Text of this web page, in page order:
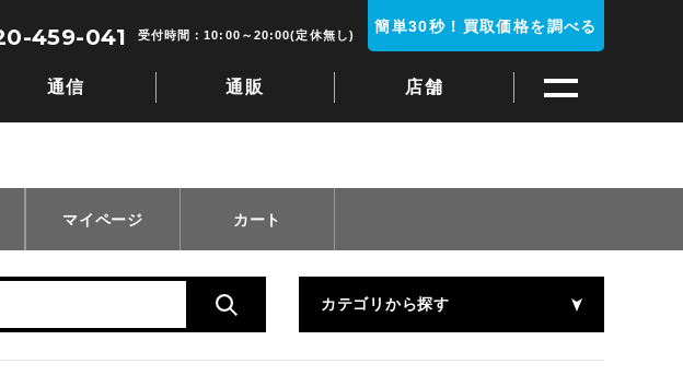
通信 通販 店舗
459-041 受付時間：10:00～20:00(定休無し) 簡単30秒！買取価格を調べる
マイページ カート
カテゴリから探す